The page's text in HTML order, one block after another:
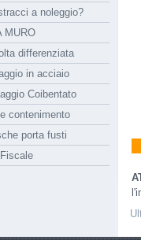
a noleggio?
MURO
differenziata
in acciaio
Coibentato
contenimento
porta fusti